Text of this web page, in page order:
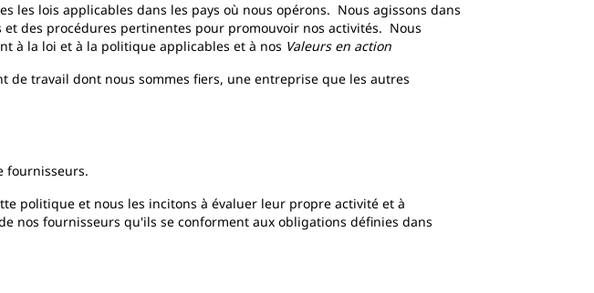
les lois applicables dans les pays où nous opérons. Nous agissons dans
des procédures pertinentes pour promouvoir nos activités. Nous
à la loi et à la politique applicables et à nos Valeurs en action
travail dont nous sommes fiers, une entreprise que les autres
fournisseurs.
politique et nous les incitons à évaluer leur propre activité et à
nos fournisseurs qu'ils se conforment aux obligations définies dans